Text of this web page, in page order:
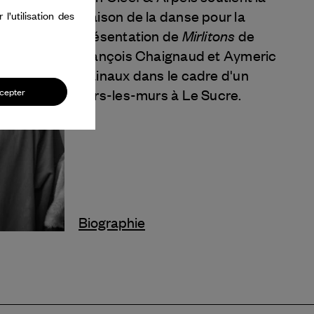
Maison de la danse pour la
présentation de Mirlitons de
François Chaignaud et Aymeric
Hainaux dans le cadre d'un
hors-les-murs à Le Sucre.
Biographie
des